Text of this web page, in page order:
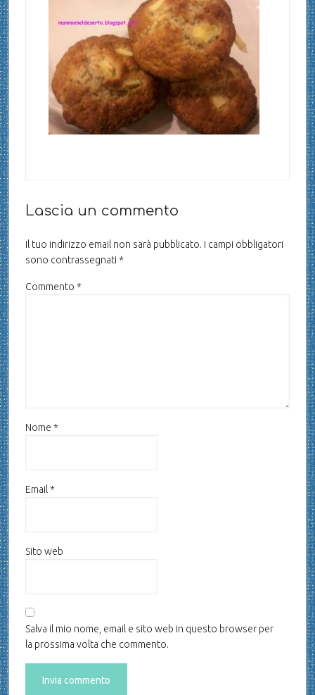
Lascia un commento
Il tuo indirizzo email non sarà pubblicato. I campi obbligatori
sono contrassegnati *
Commento *
Nome *
Email *
Sito web
Salva il mio nome, email e sito web in questo browser per
la prossima volta che commento.